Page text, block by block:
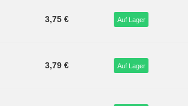
3,75 € Auf Lager
3,79 € Auf Lager